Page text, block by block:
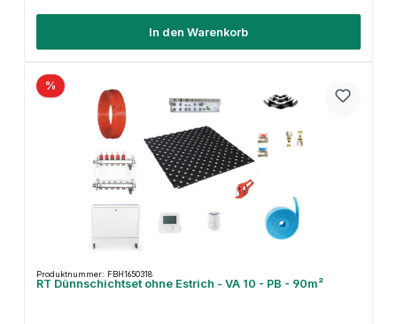
In den Warenkorb
%
Produktnummer: FBH1650318
RT Dünnschichtset ohne Estrich - VA 10 - PB - 90m²